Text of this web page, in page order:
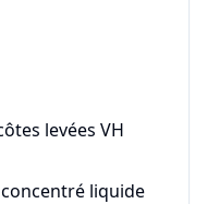
levées VH
liquide